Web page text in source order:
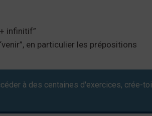
infinitif”
en particulier les prépositions
à des centaines d'exercices, crée-toi